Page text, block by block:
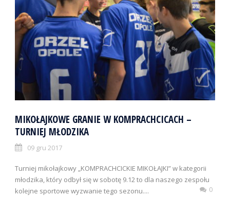
MIKOŁAJKOWE GRANIE W KOMPRACHCICACH –
TURNIEJ MŁODZIKA
09 gru 2017
Turniej mikołajkowy „KOMPRACHCICKIE MIKOŁAJKI” w kategorii
młodzika, który odbył się w sobotę 9.12 to dla naszego zespołu
kolejne sportowe wyzwanie tego sezonu....
0